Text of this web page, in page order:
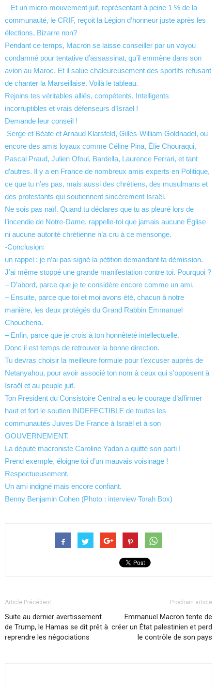
– Et un micro-mouvement juif, représentant à peine 1 % de la
communauté, le CRIF, reçoit la Légion d’honneur juste après les
élections, Bizarre non?
Pendant ce temps, Macron se laisse conseiller par un voyou
condamné pour tentative d’assassinat, qu’il emmène dans son
avion au Maroc. Et il salue chaleureusement des sportifs refusant
de chanter la Marseillaise. Voilà le tableau.
Rejoins tes véritables alliés, compétents, Intelligents
incorruptibles et vrais défenseurs d’Israel !
Demande leur conseil !
Serge et Béate et Arnaud Klarsfeld, Gilles-William Goldnadel, ou
encore des amis loyaux comme Céline Pina, Élie Chouraqui,
Pascal Praud, Julien Ofoul, Bardella, Laurence Ferrari, et tant
d’autres. Il y a en France de nombreux amis experts en Politique,
ce que tu n’es pas, mais aussi des chrétiens, des musulmans et
des protestants qui soutiennent sincèrement Israël.
Ne sois pas naïf. Quand tu déclares que tu as pleuré lors de
l’incendie de Notre-Dame, rappelle-toi que jamais aucune Église
ni aucune autorité chrétienne n’a cru à ce mensonge.
-Conclusion:
un rappel : je n’ai pas signé la pétition demandant ta démission.
J’ai même stoppé une grande manifestation contre toi. Pourquoi ?
– D’abord, parce que je te considère encore comme un ami.
– Ensuite, parce que toi et moi avons été, chacun à notre
manière, les deux protégés du Grand Rabbin Emmanuel
Chouchena.
– Enfin, parce que je crois à ton honnêteté intellectuelle.
Donc il est temps de retrouver la bonne direction.
Tu devras choisir la meilleure formule pour t’excuser auprès de
Netanyahou, pour avoir associé ton nom à ceux qui s’opposent à
Israël et au peuple juif.
Ton President du Consistoire Central a eu le courage d’affirmer
haut et fort le soutien INDEFECTIBLE de toutes les
communautés Juives De France à Israël et à son
GOUVERNEMENT.
La député macroniste Caroline Yadan a quitté son parti !
Prend exemple, éloigne toi d’un mauvais voisinage !
Respectueusement,
Un ami indigné mais encore confiant.
Benny Benjamin Cohen (Photo : interview Torah Box)
Article Précédent
Suite au dernier avertissement
de Trump, le Hamas se dit prêt à
reprendre les négociations
Prochain article
Emmanuel Macron tente de
créer un État palestinien et perd
le contrôle de son pays